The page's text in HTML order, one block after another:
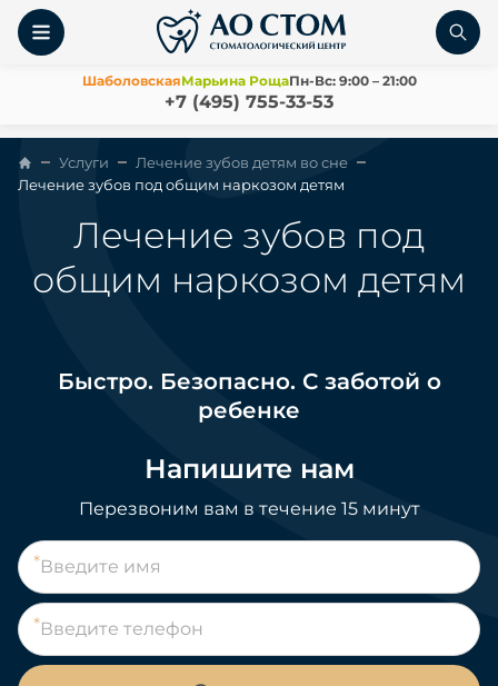
ШаболовскаяМарьина РощаПн-Вс: 9:00 – 21:00
+7 (495) 755-33-53
Услуги
Лечение зубов детям во сне
Лечение зубов под общим наркозом детям
Лечение зубов под
общим наркозом детям
Быстро. Безопасно. С заботой о
ребенке
Напишите нам
Перезвоним вам в течение 15 минут